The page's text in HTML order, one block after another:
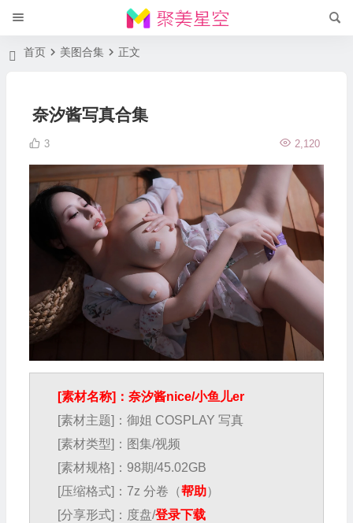
首页 美图合集 正文
奈汐酱写真合集
2,120
3
[素材名称]：奈汐酱nice/小鱼儿er
[素材主题]：御姐 COSPLAY 写真
[素材类型]：图集/视频
[素材规格]：98期/45.02GB
[压缩格式]：7z 分卷（帮助）
[分享形式]：度盘/登录下载